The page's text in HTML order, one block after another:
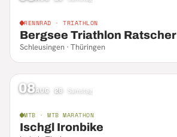
RENNRAD · TRIATHLON
Bergsee Triathlon Ratscher
Schleusingen · Thüringen
08AUG 26 Samstag
MTB · MTB MARATHON
Ischgl Ironbike